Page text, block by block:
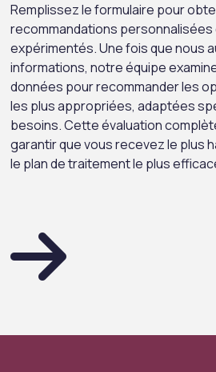
Remplissez le formulaire pour
recommandations personnalisées
expérimentés. Une fois que nous
informations, notre équipe
données pour recommander les
les plus appropriées, adaptées
besoins. Cette évaluation
garantir que vous recevez le plus
le plan de traitement le plus